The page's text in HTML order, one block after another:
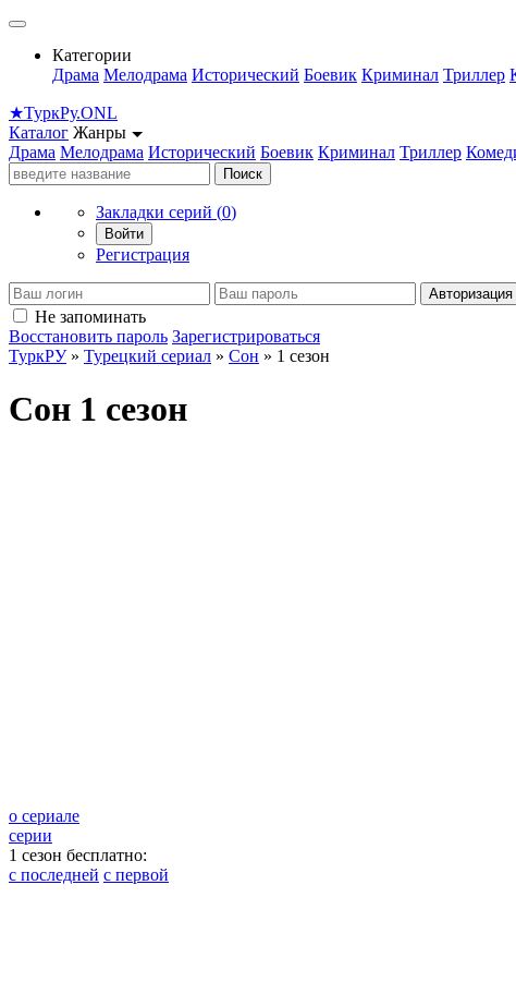
Категории
Драма Мелодрама Исторический Боевик Криминал Триллер
★ТуркРу.ONL
Каталог Жанры
Драма Мелодрама Исторический Боевик Криминал Триллер
Поиск
Закладки серий (0)
Войти
Регистрация
Авторизация
Не запоминать
Восстановить пароль Зарегистрироваться
ТуркРУ» Турецкий сериал » Сон » 1 сезон
Сон 1 сезон
о сериале
серии
1 сезон бесплатно:
с последней с первой